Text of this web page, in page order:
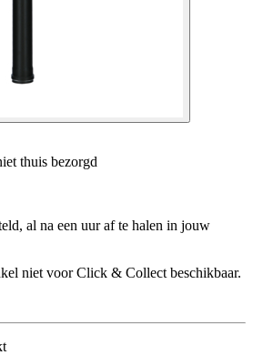
thuis bezorgd
al na een uur af te halen in jouw
niet voor Click & Collect beschikbaar.